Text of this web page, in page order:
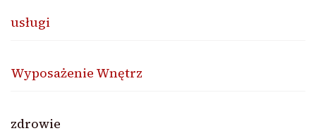
usługi
Wyposażenie Wnętrz
zdrowie